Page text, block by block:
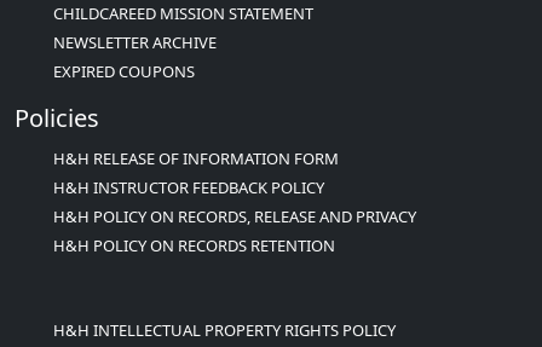
CHILDCAREED MISSION STATEMENT
NEWSLETTER ARCHIVE
EXPIRED COUPONS
Policies
H&H RELEASE OF INFORMATION FORM
H&H INSTRUCTOR FEEDBACK POLICY
H&H POLICY ON RECORDS, RELEASE AND PRIVACY
H&H POLICY ON RECORDS RETENTION
H&H INTELLECTUAL PROPERTY RIGHTS POLICY